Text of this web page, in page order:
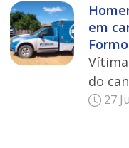
em
do
27